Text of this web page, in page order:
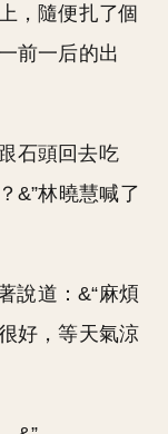
，隨便扎了個
前一后的出
石頭回去吃
&”林曉慧喊了
說道：&“麻煩
好，等天氣涼